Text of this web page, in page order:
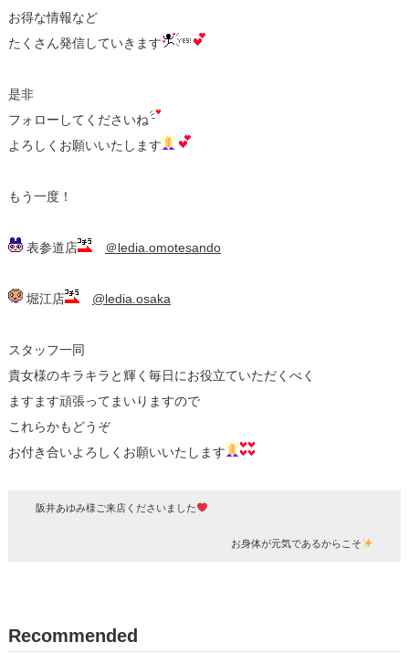
お得な情報など
たくさん発信していきます
是非
フォローしてくださいね
よろしくお願いいたします
もう一度！
表参道店 ＠ledia.omotesando
堀江店 @ledia.osaka
スタッフ一同
貴女様のキラキラと輝く毎日にお役立ていただくべく
ますます頑張ってまいりますので
これらかもどうぞ
お付き合いよろしくお願いいたします
阪井あゆみ様ご来店くださいました
お身体が元気であるからこそ
Recommended